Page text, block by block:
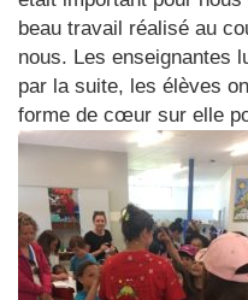
beau travail réalisé au
nous. Les enseignantes
par la suite, les élèves
forme de cœur sur elle